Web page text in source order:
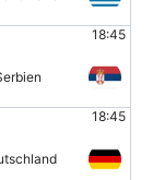
18:45
18:45